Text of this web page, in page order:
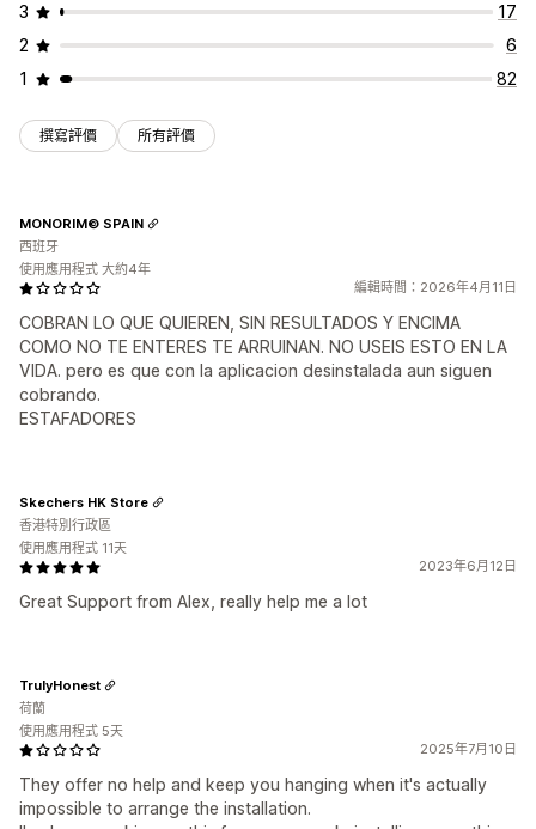
3
17
2
6
1
82
撰寫評價 所有評價
編輯時間：2026年4月11日
COBRAN LO QUE QUIEREN, SIN RESULTADOS Y ENCIMA
COMO NO TE ENTERES TE ARRUINAN. NO USEIS ESTO EN LA
VIDA. pero es que con la aplicacion desinstalada aun siguen
cobrando.
ESTAFADORES
MONORIM© SPAIN
西班牙
使用應用程式 大約4年
2023年6月12日
Great Support from Alex, really help me a lot
Skechers HK Store
香港特別行政區
使用應用程式 11天
2025年7月10日
They offer no help and keep you hanging when it's actually
impossible to arrange the installation.
TrulyHonest
荷蘭
使用應用程式 5天